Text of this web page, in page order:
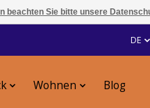
DE
Wohnen Blog
beachten Sie bitte unsere